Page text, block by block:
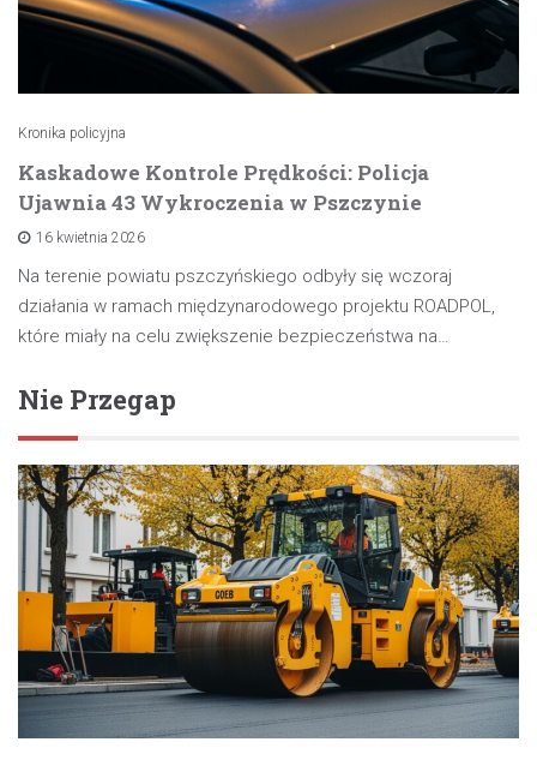
Kronika policyjna
Kaskadowe Kontrole Prędkości: Policja
Ujawnia 43 Wykroczenia w Pszczynie
16 kwietnia 2026
Na terenie powiatu pszczyńskiego odbyły się wczoraj
działania w ramach międzynarodowego projektu ROADPOL,
które miały na celu zwiększenie bezpieczeństwa na…
Nie Przegap